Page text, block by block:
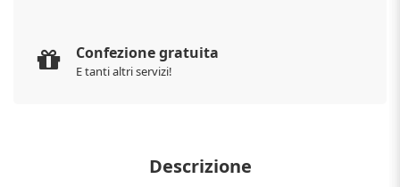
Confezione gratuita
E tanti altri servizi!
Descrizione